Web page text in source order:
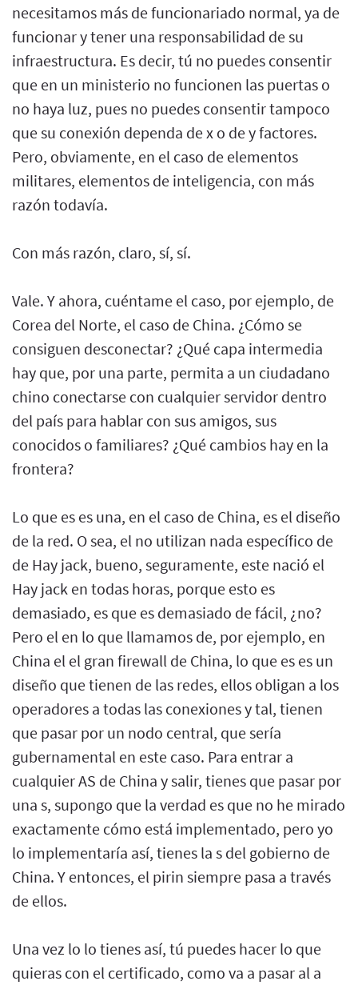
necesitamos más de funcionariado normal, ya de
funcionar y tener una responsabilidad de su
infraestructura. Es decir, tú no puedes consentir
que en un ministerio no funcionen las puertas o
no haya luz, pues no puedes consentir tampoco
que su conexión dependa de x o de y factores.
Pero, obviamente, en el caso de elementos
militares, elementos de inteligencia, con más
razón todavía.
Con más razón, claro, sí, sí.
Vale. Y ahora, cuéntame el caso, por ejemplo, de
Corea del Norte, el caso de China. ¿Cómo se
consiguen desconectar? ¿Qué capa intermedia
hay que, por una parte, permita a un ciudadano
chino conectarse con cualquier servidor dentro
del país para hablar con sus amigos, sus
conocidos o familiares? ¿Qué cambios hay en la
frontera?
Lo que es es una, en el caso de China, es el diseño
de la red. O sea, el no utilizan nada específico de
de Hay jack, bueno, seguramente, este nació el
Hay jack en todas horas, porque esto es
demasiado, es que es demasiado de fácil, ¿no?
Pero el en lo que llamamos de, por ejemplo, en
China el el gran firewall de China, lo que es es un
diseño que tienen de las redes, ellos obligan a los
operadores a todas las conexiones y tal, tienen
que pasar por un nodo central, que sería
gubernamental en este caso. Para entrar a
cualquier AS de China y salir, tienes que pasar por
una s, supongo que la verdad es que no he mirado
exactamente cómo está implementado, pero yo
lo implementaría así, tienes la s del gobierno de
China. Y entonces, el pirin siempre pasa a través
de ellos.
Una vez lo lo tienes así, tú puedes hacer lo que
quieras con el certificado, como va a pasar al a